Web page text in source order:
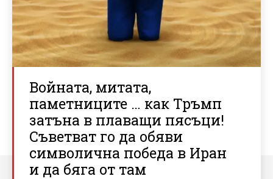
Войната, митата,
паметниците … как Тръмп
затъна в плаващи пясъци!
Съветват го да обяви
символична победа в Иран
и да бяга от там